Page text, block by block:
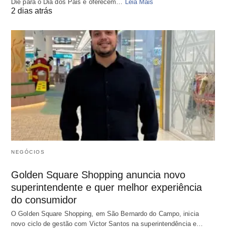
Diê para o Dia dos Pais e oferecem… Leia Mais
2 dias atrás
NEGÓCIOS
Golden Square Shopping anuncia novo
superintendente e quer melhor experiência
do consumidor
O Golden Square Shopping, em São Bernardo do Campo, inicia
novo ciclo de gestão com Victor Santos na superintendência e…